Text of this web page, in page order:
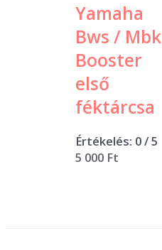
Yamaha
Bws / Mbk
Booster
első
féktárcsa
Értékelés: 0/ 5
5 000 Ft